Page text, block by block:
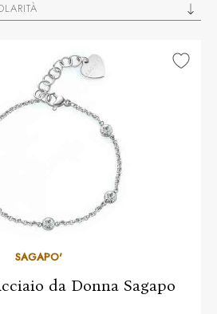
SAGAPO'
da Donna Sagapo